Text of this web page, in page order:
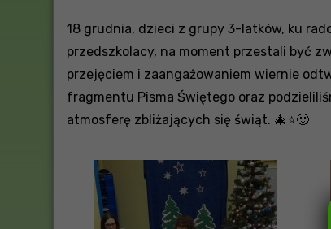
18 grudnia, dzieci z grupy 3-latków, ku
przedszkolacy, na moment przestali być
przejęciem i zaangażowaniem wiernie
fragmentu Pisma Świętego oraz
atmosferę zbliżających się świąt. 🎄⭐🙂